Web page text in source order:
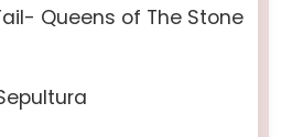
Queens of The Stone